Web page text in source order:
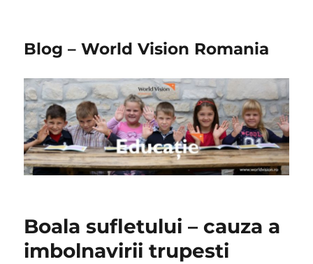
Blog – World Vision Romania
Boala sufletului – cauza a
imbolnavirii trupesti